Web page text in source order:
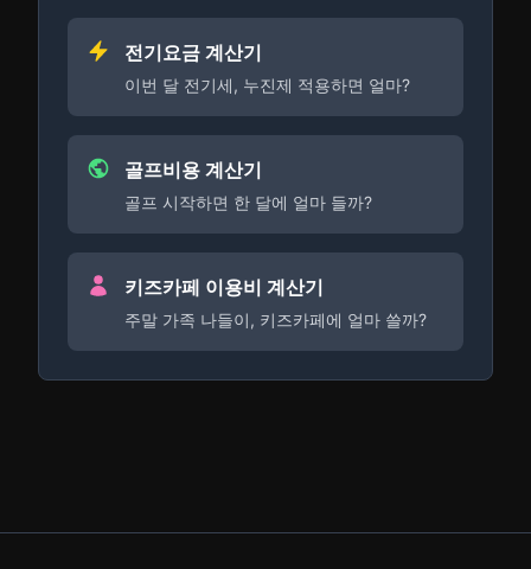
전기요금 계산기
이번 달 전기세, 누진제 적용하면 얼마?
골프비용 계산기
골프 시작하면 한 달에 얼마 들까?
키즈카페 이용비 계산기
주말 가족 나들이, 키즈카페에 얼마 쓸까?